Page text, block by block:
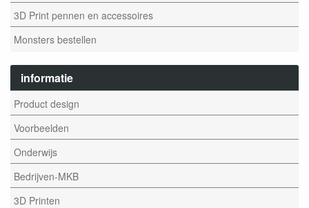
3D Print pennen en accessoires
Monsters bestellen
informatie
Product design
Voorbeelden
Onderwijs
Bedrijven-MKB
3D Printen